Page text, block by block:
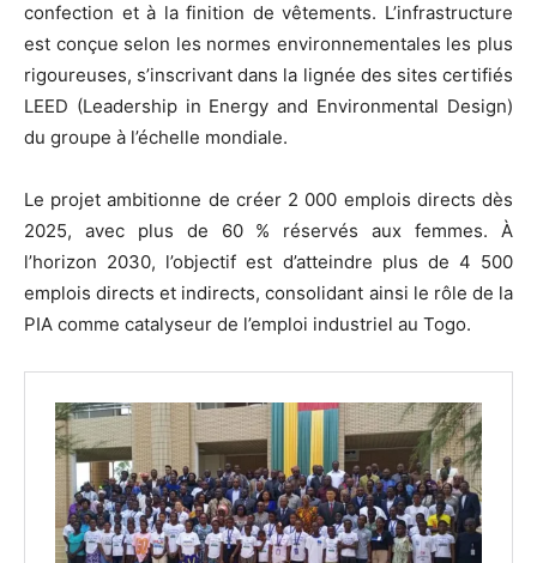
confection et à la finition de vêtements. L’infrastructure
est conçue selon les normes environnementales les plus
rigoureuses, s’inscrivant dans la lignée des sites certifiés
LEED (Leadership in Energy and Environmental Design)
du groupe à l’échelle mondiale.
Le projet ambitionne de créer 2 000 emplois directs dès
2025, avec plus de 60 % réservés aux femmes. À
l’horizon 2030, l’objectif est d’atteindre plus de 4 500
emplois directs et indirects, consolidant ainsi le rôle de la
PIA comme catalyseur de l’emploi industriel au Togo.